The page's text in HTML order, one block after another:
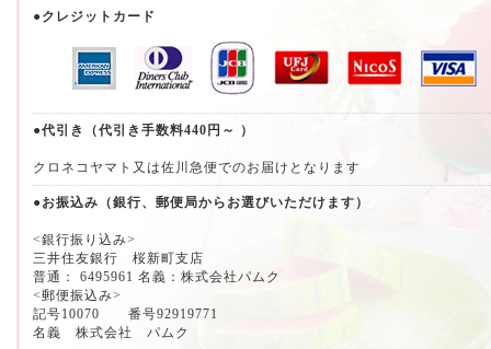
●クレジットカード
●代引き（代引き手数料440円～ ）
クロネコヤマト又は佐川急便でのお届けとなります
●お振込み（銀行、郵便局からお選びいただけます）
<銀行振り込み>
三井住友銀行 桜新町支店
普通： 6495961 名義：株式会社パムク
<郵便振込み>
記号10070 番号92919771
名義 株式会社 パムク